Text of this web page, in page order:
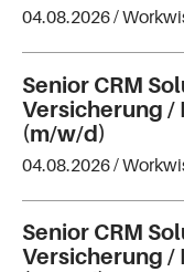
04.08.2026 /
Senior CRM
Versicherung /
(m/w/d)
04.08.2026 /
Senior CRM
Versicherung /